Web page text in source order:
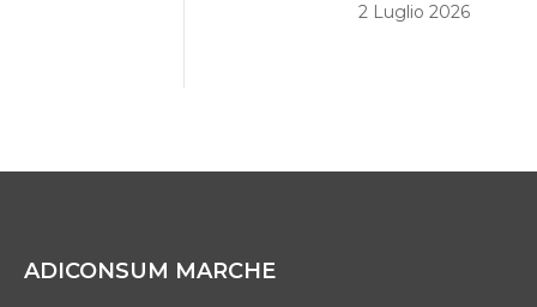
2 Luglio 2026
ADICONSUM MARCHE